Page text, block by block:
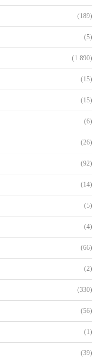
(189)
(5)
(1.890)
(15)
(15)
(6)
(26)
(92)
(14)
(5)
(4)
(66)
(2)
(330)
(56)
(1)
(39)